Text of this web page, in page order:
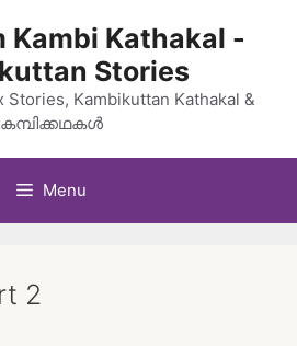
Kambi Kathakal -
Stories
Stories, Kambikuttan Kathakal &
കമ്പിക്കഥകൾ
Menu
2